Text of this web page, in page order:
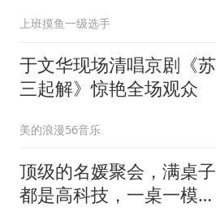
上班摸鱼一级选手
于文华现场清唱京剧《苏
三起解》惊艳全场观众
美的浪漫56音乐
顶级的名媛聚会，满桌子
都是高科技，一桌一模一